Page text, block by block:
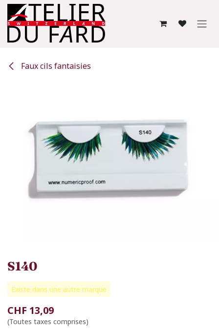
Se rendre au contenu
Faux cils fantaisies
S140
Existe dans une autre marque
CHF 13,09
(Toutes taxes comprises)